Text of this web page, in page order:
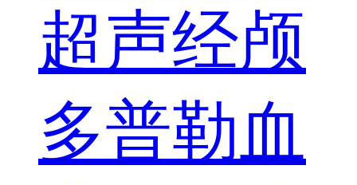
超声经颅
多普勒血